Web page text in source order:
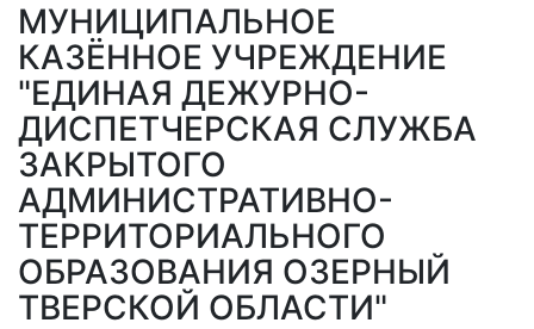
МУНИЦИПАЛЬНОЕ
КАЗЁННОЕ УЧРЕЖДЕНИЕ
"ЕДИНАЯ ДЕЖУРНО-
ДИСПЕТЧЕРСКАЯ СЛУЖБА
ЗАКРЫТОГО
АДМИНИСТРАТИВНО-
ТЕРРИТОРИАЛЬНОГО
ОБРАЗОВАНИЯ ОЗЕРНЫЙ
ТВЕРСКОЙ ОБЛАСТИ"